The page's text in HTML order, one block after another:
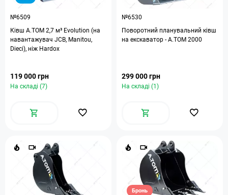
№6509
Ківш A.TOM 2,7 м³ Evolution (на
навантажувач JCB, Manitou,
Dieci), ніж Hardox
119 000 грн
На складі (7)
№6530
Поворотний планувальний ківш
на екскаватор - A.TOM 2000
299 000 грн
На складі (1)
Бронь